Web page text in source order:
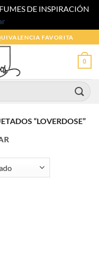
DE INSPIRACIÓN
FAVORITA
0
“LOVERDOSE”